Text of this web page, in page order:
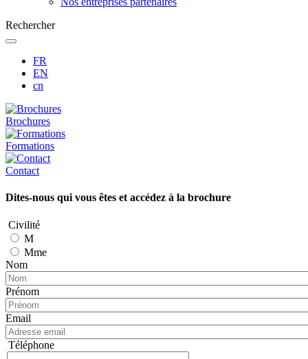
Rechercher
FR
EN
cn
Brochures
Formations
Contact
Dites-nous qui vous êtes et accédez à la brochure
Civilité
M
Mme
Nom
Prénom
Email
Téléphone